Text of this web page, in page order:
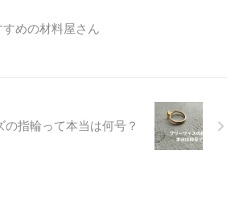
すめの材料屋さん
の指輪って本当は何号？